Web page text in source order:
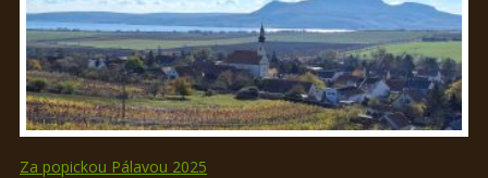
Za popickou Pálavou 2025